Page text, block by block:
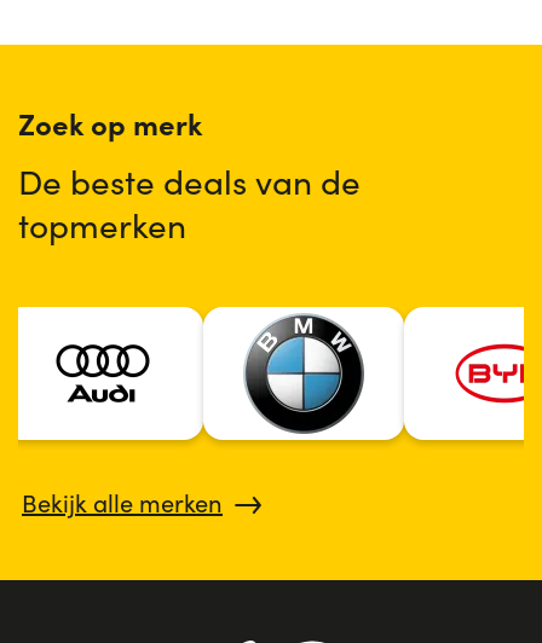
Zoek op merk
De beste deals van de
topmerken
Bekijk alle merken